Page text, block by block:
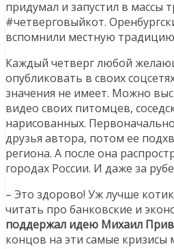
придумал и запустил в массы
#четверговыйкот.
вспомнили местную
Каждый четверг любой
опубликовать в своих
значения не имеет. Можно
видео своих питомцев,
нарисованных.
друзья автора, потом ее
региона. А после она
городах России. И даже за
– Это здорово! Уж лучше
читать про банковские и
поддержал идею Михаил
концов на эти самые